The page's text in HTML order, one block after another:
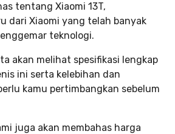
tentang Xiaomi 13T,
dari Xiaomi yang telah banyak
teknologi.
akan melihat spesifikasi lengkap
ini serta kelebihan dan
kamu pertimbangkan sebelum
juga akan membahas harga